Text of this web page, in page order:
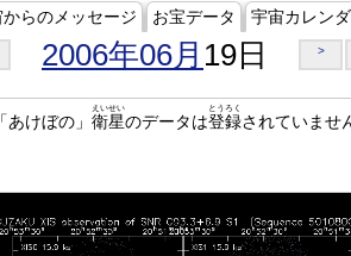
らのメッセージ お宝データ 宇宙カレン
2006年06月 19日 >
あけぼの」 衛星
えいせい
のデータは登録
とうろく
されていませ